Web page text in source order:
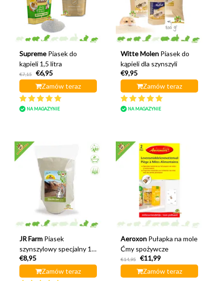
Supreme Piasek do
kąpieli 1,5 litra
€7,15
€6,95
Zamów teraz
NA MAGAZYNIE
Witte Molen Piasek do
kąpieli dla szynszyli
€9,95
Zamów teraz
NA MAGAZYNIE
JR Farm Piasek
szynszylowy specjalny 1
kg
€8,95
Zamów teraz
Aeroxon Pułapka na mole
Ćmy spożywcze
€14,95
€11,99
Zamów teraz